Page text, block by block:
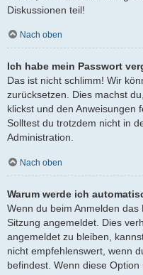
Diskussionen teil!
Nach oben
Ich habe mein Passwort
Das ist nicht schlimm! Wir
zurücksetzen. Dies machst
klickst und den Anweisungen
Solltest du trotzdem nicht in
Administration.
Nach oben
Warum werde ich
Wenn du beim Anmelden das
Sitzung angemeldet. Dies
angemeldet zu bleiben,
nicht empfehlenswert, wenn
befindest. Wenn diese